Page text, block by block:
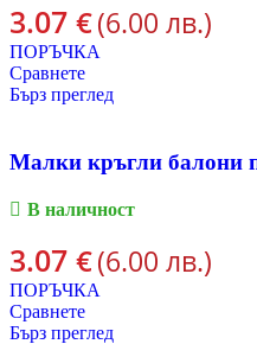
3.07 €(6.00 лв.)
ПОРЪЧКА
Сравнете
Бърз преглед
Малки кръгли балони
В наличност
3.07 €(6.00 лв.)
ПОРЪЧКА
Сравнете
Бърз преглед